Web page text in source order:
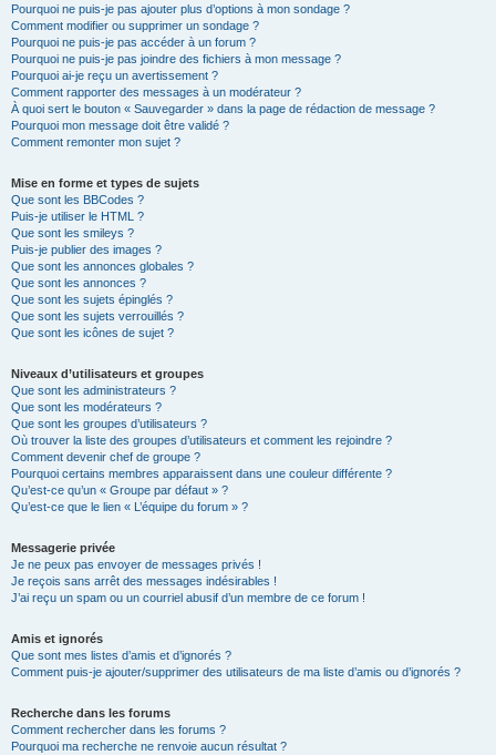
Pourquoi ne puis-je pas ajouter plus d’options à mon sondage ?
Comment modifier ou supprimer un sondage ?
Pourquoi ne puis-je pas accéder à un forum ?
Pourquoi ne puis-je pas joindre des fichiers à mon message ?
Pourquoi ai-je reçu un avertissement ?
Comment rapporter des messages à un modérateur ?
À quoi sert le bouton « Sauvegarder » dans la page de rédaction de message ?
Pourquoi mon message doit être validé ?
Comment remonter mon sujet ?
Mise en forme et types de sujets
Que sont les BBCodes ?
Puis-je utiliser le HTML ?
Que sont les smileys ?
Puis-je publier des images ?
Que sont les annonces globales ?
Que sont les annonces ?
Que sont les sujets épinglés ?
Que sont les sujets verrouillés ?
Que sont les icônes de sujet ?
Niveaux d’utilisateurs et groupes
Que sont les administrateurs ?
Que sont les modérateurs ?
Que sont les groupes d’utilisateurs ?
Où trouver la liste des groupes d’utilisateurs et comment les rejoindre ?
Comment devenir chef de groupe ?
Pourquoi certains membres apparaissent dans une couleur différente ?
Qu’est-ce qu’un « Groupe par défaut » ?
Qu’est-ce que le lien « L’équipe du forum » ?
Messagerie privée
Je ne peux pas envoyer de messages privés !
Je reçois sans arrêt des messages indésirables !
J’ai reçu un spam ou un courriel abusif d’un membre de ce forum !
Amis et ignorés
Que sont mes listes d’amis et d’ignorés ?
Comment puis-je ajouter/supprimer des utilisateurs de ma liste d’amis ou d’ignorés ?
Recherche dans les forums
Comment rechercher dans les forums ?
Pourquoi ma recherche ne renvoie aucun résultat ?